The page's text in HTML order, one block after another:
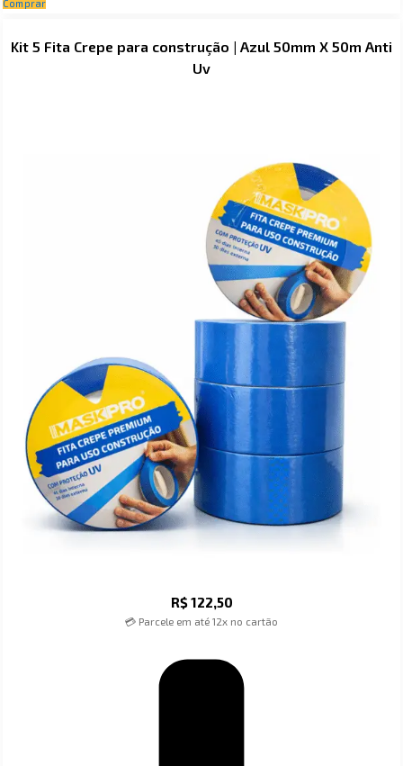
Comprar
Kit 5 Fita Crepe para construção | Azul 50mm X 50m Anti
Uv
R$122,50
💳 Parcele em até 12x no cartão